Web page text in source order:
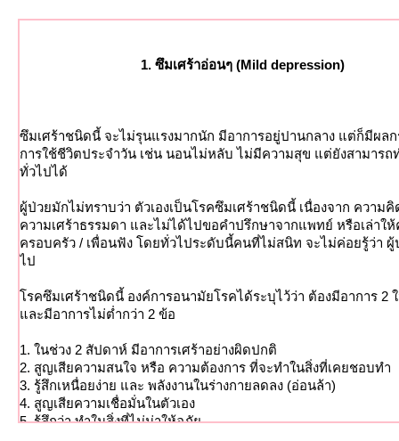
1. ซึมเศร้าอ่อนๆ (Mild depression)
ซึมเศร้าชนิดนี้ จะไม่รุนแรงมากนัก มีอาการอยู่ปานกลาง แต่ก็มีผล
การใช้ชีวิตประจำวัน เช่น นอนไม่หลับ ไม่มีความสุข แต่ยังสามาร
ทั่วไปได้
ผู้ป่วยมักไม่ทราบว่า ตัวเองเป็นโรคซึมเศร้าชนิดนี้ เนื่องจาก ความ
ความเศร้าธรรมดา และไม่ได้ไปขอคำปรึกษาจากแพทย์ หรือเล่าใ
ครอบครัว / เพื่อนฟัง โดยทั่วไประดับนี้คนที่ไม่สนิท จะไม่ค่อยรู้ว่า
ไป
รคซึมเศร้าชนิดนี้ องค์การอนามัยโรคได้ระบุไว้ว่า ต้องมีอาการ 2
ละมีอาการไม่ต่ำกว่า 2 ข้อ
1. ในช่วง 2 สัปดาห์ มีอาการเศร้าอย่างผิดปกติ
2. สูญเสียความสนใจ หรือ ความต้องการ ที่จะทำในสิ่งที่เคยชอบทำ
3. รู้สึกเหนื่อยง่าย และ พลังงานในร่างกายลดลง (อ่อนล้า)
4. สูญเสียความเชื่อมั่นในตัวเอง
5. รู้สึกว่า ทำในสิ่งที่ไม่น่าให้อภั